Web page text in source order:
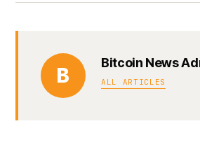
B
Bitcoin News
ALL ARTICLES